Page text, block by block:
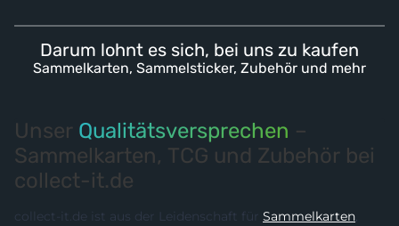
Darum lohnt es sich, bei uns zu kaufen
Sammelkarten, Sammelsticker, Zubehör und mehr
Unser Qualitätsversprechen –
Sammelkarten, TCG und Zubehör bei
collect-it.de
collect-it.de ist aus der Leidenschaft für Sammelkarten,